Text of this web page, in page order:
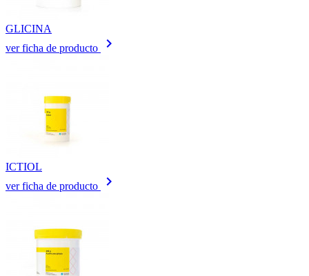
GLICINA
ver ficha de producto
keyboard_arrow_right
ICTIOL
ver ficha de producto
keyboard_arrow_right